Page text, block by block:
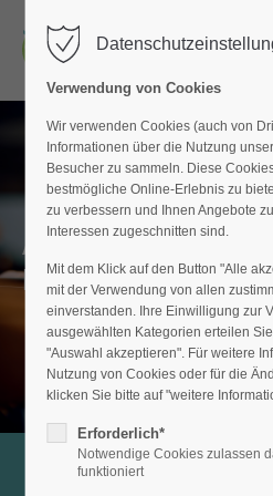
Der Eintrag "offcanvas-col1"
Der Eintrag "offcanvas-col2"
Der Eintrag "offcanvas-col3"
Der Eintrag "offcanvas-col4"
Ablauf & Hinweise
Erstkontakt und
Verwendung von Cookies
Wir verwenden Cookies (auch von
Informationen über die Nutzung
Besucher zu sammeln. Diese
bestmögliche Online-Erlebnis zu
zu verbessern und Ihnen Angebote
Interessen zugeschnitten sind.
Mit dem Klick auf den Button "Alle
mit der Verwendung von allen
einverstanden. Ihre Einwilligung zur
ausgewählten Kategorien erteilen
"Auswahl akzeptieren". Für weitere
Nutzung von Cookies oder für die
klicken Sie bitte auf "weitere
Erforderlich*
Notwendige Cookies zulassen
funktioniert